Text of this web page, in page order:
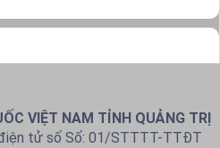
VIỆT NAM TỈNH QUẢNG TRỊ
tử số Số: 01/STTTT-TTĐT